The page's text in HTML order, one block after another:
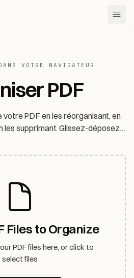
VOTRE NAVIGATEUR
PDF
PDF en les réorganisant, en
les supprimant. Glissez-déposez
Files to Organize
PDF files here, or click to
select files